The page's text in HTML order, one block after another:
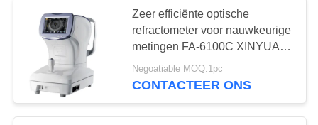
Digitale PD Meter
16
Zeer efficiënte optische
refractometer voor nauwkeurige
metingen FA-6100C XINYUAN
merk
Negoatiable MOQ:1pc
CONTACTEER ONS